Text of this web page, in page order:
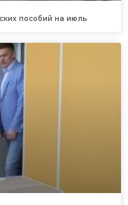
пособий на июль